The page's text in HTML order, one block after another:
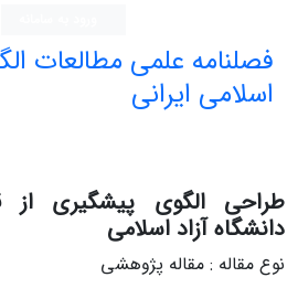
فصلنامه علمی مطالعات
اسلامی ایرانی
طراحی الگوی پیشگیری از
دانشگاه آزاد اسلامی
نوع مقاله : مقاله پژوهشی